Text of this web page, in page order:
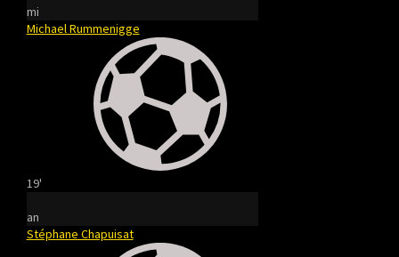
mi
Michael Rummenigge
19'
an
Stéphane Chapuisat